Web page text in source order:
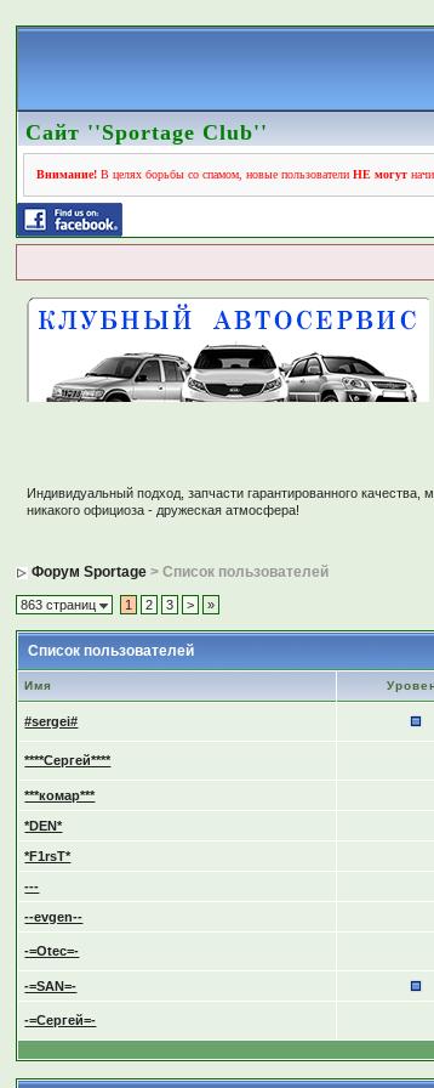
Сайт ''Sportage Club''
Внимание! В целях борьбы со спамом, новые пользователиНЕ могут
Индивидуальный подход, запчасти гарантированного качества,
никакого официоза - дружеская атмосфера!
Форум Sportage > Список пользователей
863 страниц 1 2 3 > »
Список пользователей
Имя
#sergei#
****Сергей****
***комар***
*DEN*
*F1rsT*
---
--evgen--
-=Otec=-
-=SAN=-
-=Сергей=-